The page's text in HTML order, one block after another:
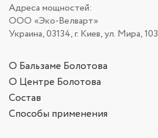
Адреса мощностей:
ООО «Эко-Велварт»
Украина, 03134, г. Киев, ул. Мира, 103
О Бальзаме Болотова
О Центре Болотова
Состав
Способы применения